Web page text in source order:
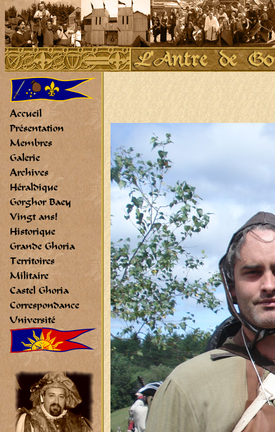
Accueil
Présentation
Membres
Galerie
Archives
Héraldique
Gorghor Baey
Vingt ans!
Historique
Grande Ghoria
Territoires
Militaire
Castel Ghoria
Correspondance
Université